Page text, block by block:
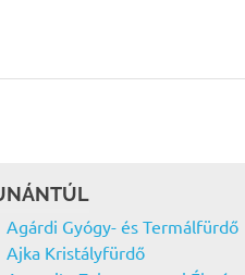
Agárdi Gyógy- és Termálfürdő
Ajka Kristályfürdő